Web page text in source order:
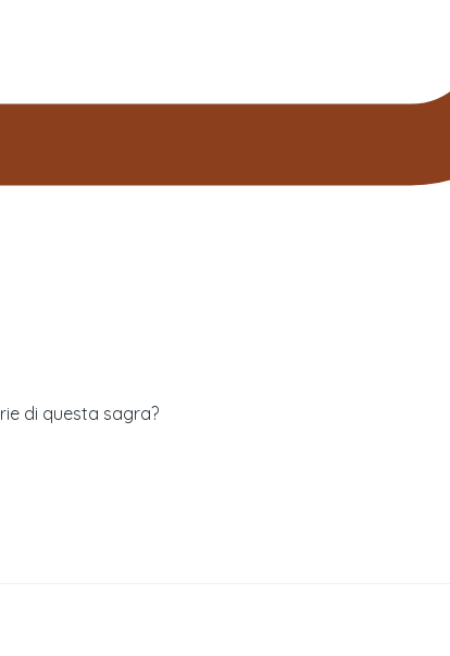
di questa sagra?